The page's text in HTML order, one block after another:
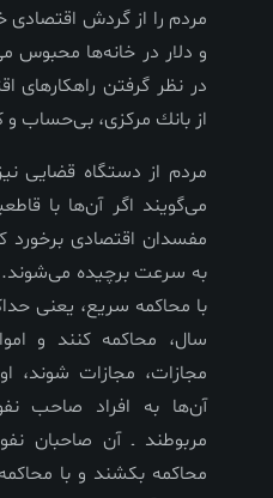
مردم را از گردش
و دلار در خانه‌ها محبوس
در نظر گرفتن راهكارهاى
از بانك مركزى، بى‌حساب
مردم از دستگاه قضايى
مى‌گويند اگر آن‌ها با
مفسدان اقتصادى برخورد
به سرعت برچيده مى‌شوند.
با محاكمه سريع، يعنى
سال، محاكمه كنند و
مجازات، مجازات
آن‌ها به افراد صاحب
مربوطند ـ آن صاحبان
محاكمه بكشند و با